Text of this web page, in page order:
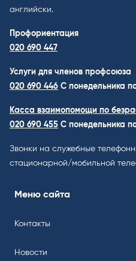
английски.
Профориентация
020 690 447
Услуги для членов профсоюза
020 690 446 C понедельника
Касса взаимопомощи по
020 690 455 С понедельника
Звонки на служебные
стационарной/мобильной
Меню сайта
Контакты
Новости